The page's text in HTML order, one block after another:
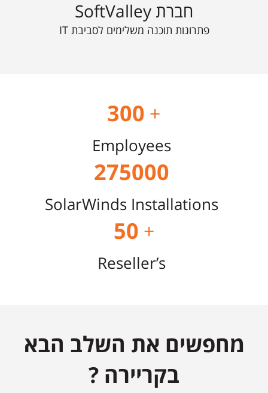
חברת SoftValley
פתרונות תוכנה משלימים לסביבת IT
300 +
Employees
275000
SolarWinds Installations
50 +
Reseller’s
מחפשים את השלב הבא
בקריירה ?